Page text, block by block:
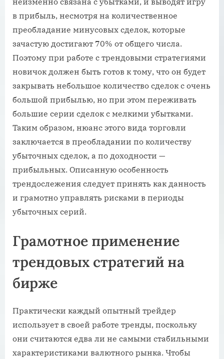
в прибыль, несмотря на количественное
преобладание минусовых сделок, которые
зачастую достигают 70% от общего числа.
Поэтому при работе с трендовыми стратегиями
новичок должен быть готов к тому, что он будет
закрывать небольшое количество сделок с очень
большой прибылью, но при этом переживать
большие серии сделок с мелкими убытками.
Таким образом, нюанс этого вида торговли
заключается в преобладании по количеству
убыточных сделок, а по доходности —
прибыльных. Описанную особенность
трендослежения следует принять как данность
и грамотно управлять рисками в периоды
убыточных серий.
Грамотное применение
трендовых стратегий на
бирже
Практически каждый опытный трейдер
использует в своей работе тренды, поскольку
они считаются едва ли не самыми стабильными
характеристиками валютного рынка. Чтобы